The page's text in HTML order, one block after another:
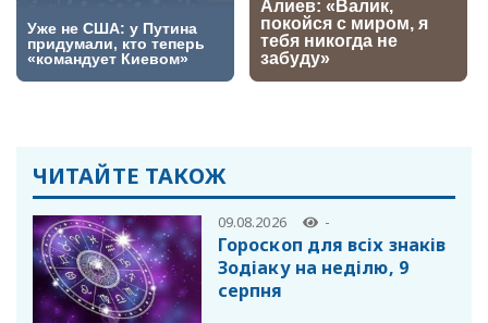
ЧИТАЙТЕ ТАКОЖ
09.08.2026 -
Гороскоп для всіх знаків
Зодіаку на неділю, 9
серпня